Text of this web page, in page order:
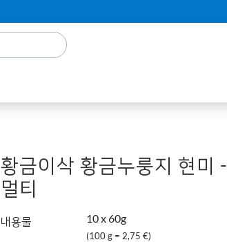
황금이삭 황금누룽지 현미 -
멀티
내용물 10 x 60g
(100 g = 2,75 €)